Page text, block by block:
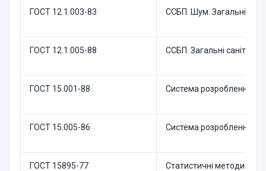
ГОСТ 12.1.003-83 ССБП. Шум. Загальні
ГОСТ 12.1.005-88 ССБП. Загальні
ГОСТ 15.001-88 Система розроблення і
ГОСТ 15.005-86 Система розроблення і
ГОСТ 15895-77 Статистичні методи